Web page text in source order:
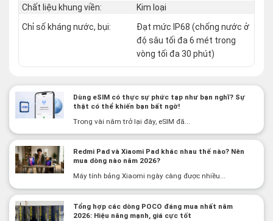
Chất liệu khung viền:
Kim loại
Chỉ số kháng nước, bụi:
Đạt mức IP68 (chống nước ở
độ sâu tối đa 6 mét trong
vòng tối đa 30 phút)
Dùng eSIM có thực sự phức tạp như bạn nghĩ? Sự
thật có thể khiến bạn bất ngờ!
Trong vài năm trở lại đây, eSIM đã...
Redmi Pad và Xiaomi Pad khác nhau thế nào? Nên
mua dòng nào năm 2026?
Máy tính bảng Xiaomi ngày càng được nhiều...
Tổng hợp các dòng POCO đáng mua nhất năm
2026: Hiệu năng mạnh, giá cực tốt